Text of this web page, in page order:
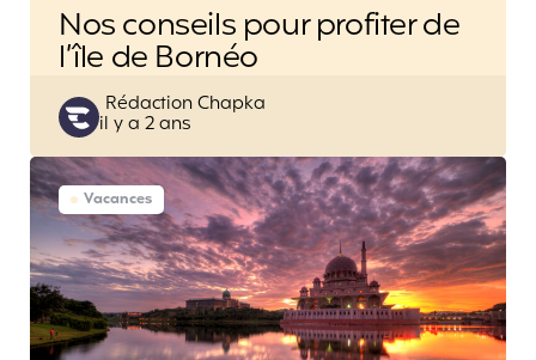
Nos conseils pour profiter de
l’île de Bornéo
Posted
by
Rédaction Chapka
il y a 2 ans
Vacances